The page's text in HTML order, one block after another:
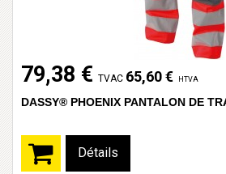
79,38 € TVAC 65,60 € HTVA
DASSY® PHOENIX PANTALON DE
Détails